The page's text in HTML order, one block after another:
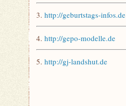
3. http://geburtstags-infos.de
4. http://gepo-modelle.de
5. http://gj-landshut.de